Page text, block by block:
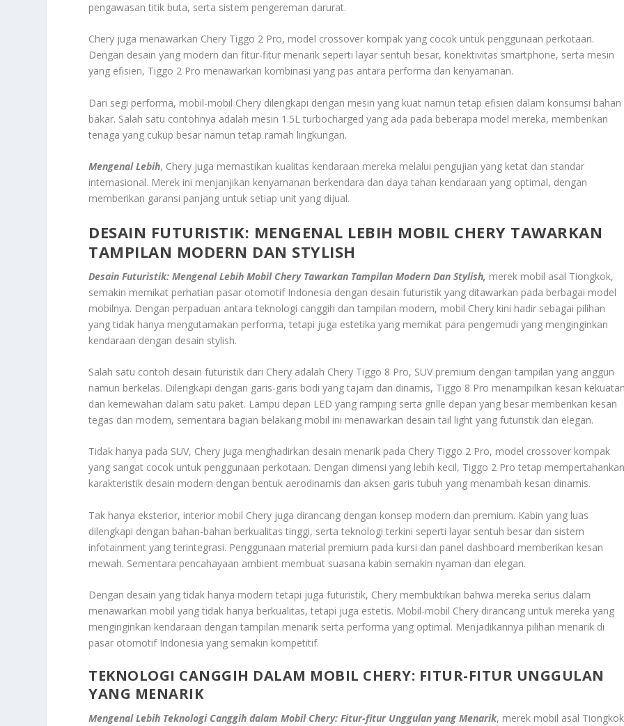
pengawasan titik buta, serta sistem pengereman darurat.
Chery juga menawarkan Chery Tiggo 2 Pro, model crossover kompak yang cocok untuk penggunaan perkotaan.
Dengan desain yang modern dan fitur-fitur menarik seperti layar sentuh besar, konektivitas smartphone, serta mesin
yang efisien, Tiggo 2 Pro menawarkan kombinasi yang pas antara performa dan kenyamanan.
Dari segi performa, mobil-mobil Chery dilengkapi dengan mesin yang kuat namun tetap efisien dalam konsumsi bahan
bakar. Salah satu contohnya adalah mesin 1.5L turbocharged yang ada pada beberapa model mereka, memberikan
tenaga yang cukup besar namun tetap ramah lingkungan.
Mengenal Lebih, Chery juga memastikan kualitas kendaraan mereka melalui pengujian yang ketat dan standar
internasional. Merek ini menjanjikan kenyamanan berkendara dan daya tahan kendaraan yang optimal, dengan
memberikan garansi panjang untuk setiap unit yang dijual.
DESAIN FUTURISTIK: MENGENAL LEBIH MOBIL CHERY TAWARKAN
TAMPILAN MODERN DAN STYLISH
Desain Futuristik: Mengenal Lebih Mobil Chery Tawarkan Tampilan Modern Dan Stylish, merek mobil asal Tiongkok,
semakin memikat perhatian pasar otomotif Indonesia dengan desain futuristik yang ditawarkan pada berbagai model
mobilnya. Dengan perpaduan antara teknologi canggih dan tampilan modern, mobil Chery kini hadir sebagai pilihan
yang tidak hanya mengutamakan performa, tetapi juga estetika yang memikat para pengemudi yang menginginkan
kendaraan dengan desain stylish.
Salah satu contoh desain futuristik dari Chery adalah Chery Tiggo 8 Pro, SUV premium dengan tampilan yang anggun
namun berkelas. Dilengkapi dengan garis-garis bodi yang tajam dan dinamis, Tiggo 8 Pro menampilkan kesan
dan kemewahan dalam satu paket. Lampu depan LED yang ramping serta grille depan yang besar memberikan kesan
tegas dan modern, sementara bagian belakang mobil ini menawarkan desain tail light yang futuristik dan elegan.
Tidak hanya pada SUV, Chery juga menghadirkan desain menarik pada Chery Tiggo 2 Pro, model crossover kompak
yang sangat cocok untuk penggunaan perkotaan. Dengan dimensi yang lebih kecil, Tiggo 2 Pro tetap
karakteristik desain modern dengan bentuk aerodinamis dan aksen garis tubuh yang menambah kesan dinamis.
Tak hanya eksterior, interior mobil Chery juga dirancang dengan konsep modern dan premium. Kabin yang luas
dilengkapi dengan bahan-bahan berkualitas tinggi, serta teknologi terkini seperti layar sentuh besar dan sistem
infotainment yang terintegrasi. Penggunaan material premium pada kursi dan panel dashboard memberikan kesan
mewah. Sementara pencahayaan ambient membuat suasana kabin semakin nyaman dan elegan.
Dengan desain yang tidak hanya modern tetapi juga futuristik, Chery membuktikan bahwa mereka serius dalam
menawarkan mobil yang tidak hanya berkualitas, tetapi juga estetis. Mobil-mobil Chery dirancang untuk mereka yang
menginginkan kendaraan dengan tampilan menarik serta performa yang optimal. Menjadikannya pilihan menarik di
pasar otomotif Indonesia yang semakin kompetitif.
TEKNOLOGI CANGGIH DALAM MOBIL CHERY: FITUR-FITUR UNGGULAN
YANG MENARIK
Mengenal Lebih Teknologi Canggih dalam Mobil Chery: Fitur-fitur Unggulan yang Menarik, merek mobil asal Tiongkok